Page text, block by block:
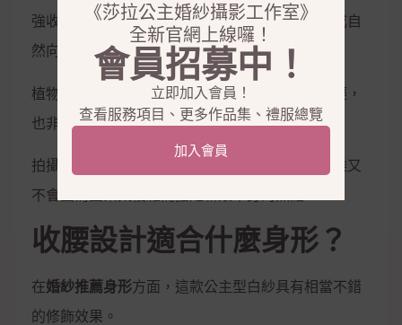
強收腰效果；到了裙身之後，圖案逐漸散開，形成自
然向下延伸的效果。
植物與枝葉元素相較於傳統歐式大花蕾絲更顯年輕，
也非常符合近年韓系婚紗喜歡的自然風格。
拍攝婚紗照時，近距離可以捕捉蕾絲紋理，遠距離又
不會因為圖案太複雜而搶走新娘本身的焦點。
收腰設計適合什麼身形？
在婚紗推薦身形方面，這款公主型白紗具有相當不錯
的修飾效果。
《莎拉公主婚紗攝影工作室》
全新官網上線囉！
會員招募中！
立即加入會員！
查看服務項目、更多作品集、禮服總覽
加入會員